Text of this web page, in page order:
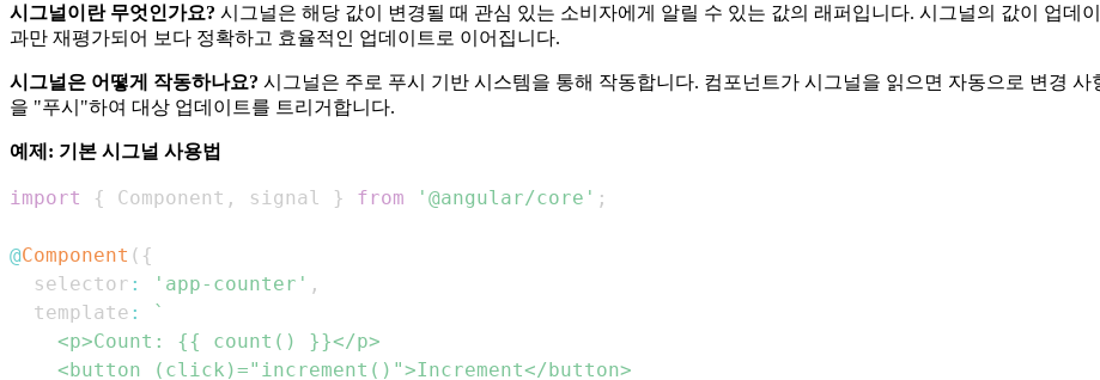
시그널이란 무엇인가요? 시그널은 해당 값이 변경될 때 관심 있는 소비자에게 알릴 수 있는 값의 래퍼입니다. 시그널의 값이 업데
과만 재평가되어 보다 정확하고 효율적인 업데이트로 이어집니다.
시그널은 어떻게 작동하나요? 시그널은 주로 푸시 기반 시스템을 통해 작동합니다. 컴포넌트가 시그널을 읽으면 자동으로 변경
을 "푸시"하여 대상 업데이트를 트리거합니다.
예제: 기본 시그널 사용법
import { Component , signal } from '@angular/core' ;
@Component ( {
  selector
: 'app-counter' ,
  template
:
`